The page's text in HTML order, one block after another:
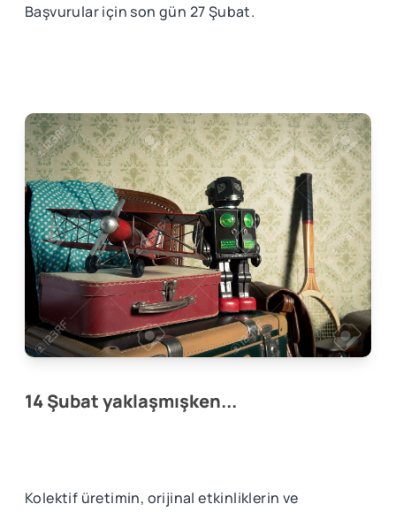
Başvurular için son gün 27 Şubat.
14 Şubat yaklaşmışken...
Kolektif üretimin, orijinal etkinliklerin ve